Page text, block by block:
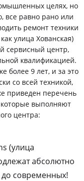
целях, но
все равно рано или
ремонт техники
улица Хованская)
сервисный центр,
квалификацией.
более 9 лет, и за это
со всей техникой,
приведен перечень
выполняют
центра:
(улица
абсолютно
современных!